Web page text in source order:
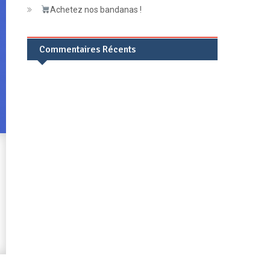
Achetez nos bandanas !
Commentaires Récents